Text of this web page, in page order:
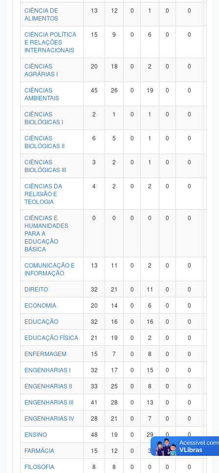
CIÊNCIA DE
ALIMENTOS
13 12 0 1 0 0
CIÊNCIA POLÍTICA
E RELAÇÕES
INTERNACIONAIS
15 9 0 6 0 0
CIÊNCIAS
AGRÁRIAS I
20 18 0 2 0 0
CIÊNCIAS
AMBIENTAIS
45 26 0 19 0 0
CIÊNCIAS
BIOLÓGICAS I
2 1 0 1 0 0
CIÊNCIAS
BIOLÓGICAS II
6 5 0 1 0 0
CIÊNCIAS
BIOLÓGICAS III
3 2 0 1 0 0
CIÊNCIAS DA
RELIGIÃO E
TEOLOGIA
4 2 0 2 0 0
CIÊNCIAS E
HUMANIDADES
PARA A
EDUCAÇÃO
BÁSICA
0 0 0 0 0 0
COMUNICAÇÃO E
INFORMAÇÃO
13 11 0 2 0 0
DIREITO 32 21 0 11 0 0
ECONOMIA
20 14 0 6 0 0
EDUCAÇÃO
32 16 0 16 0 0
EDUCAÇÃO FÍSICA
21 19 0 2 0 0
ENFERMAGEM
15 7 0 8 0 0
ENGENHARIAS I
32 17 0 15 0 0
ENGENHARIAS II
33 25 0 8 0 0
ENGENHARIAS III
41 28 0 13 0 0
ENGENHARIAS IV
28 21 0 7 0 0
ENSINO
48 19 0 29 0 0
FARMÁCIA
15 12 0 3 0 0
FILOSOFIA
8 8 0 0 0 0